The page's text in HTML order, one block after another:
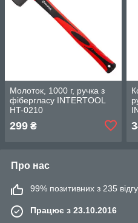
Молоток, 1000 г, ручка з
фібергласу INTERTOOL
HT-0210
299 ₴
Про нас
99% позитивних з 235
Працює з 23.10.2016